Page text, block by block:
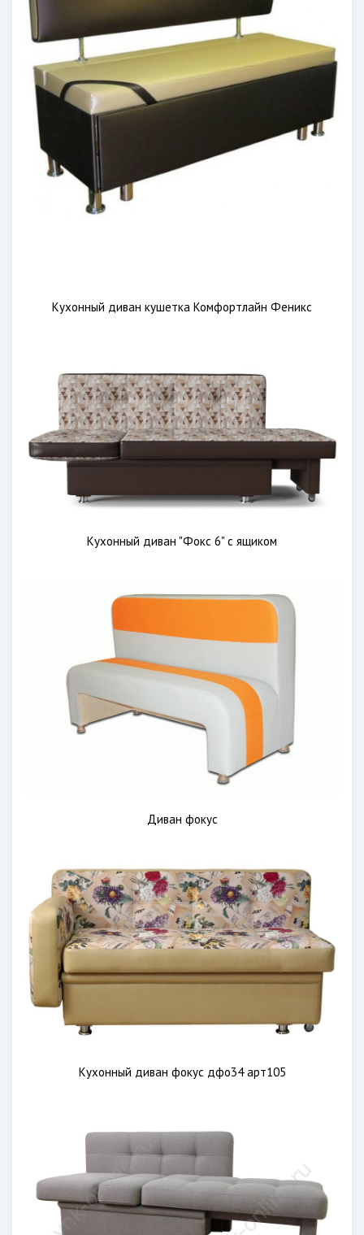
Кухонный диван кушетка Комфортлайн Феникс
Кухонный диван "Фокс 6" с ящиком
Диван фокус
Кухонный диван фокус дфо34 арт105